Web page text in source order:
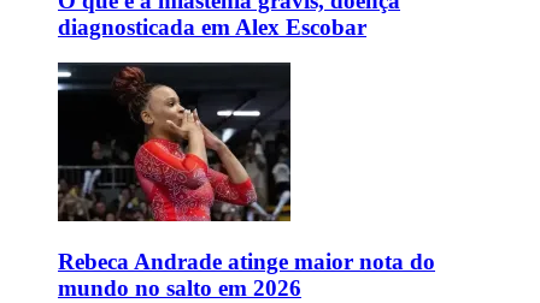
diagnosticada em Alex Escobar
Rebeca Andrade atinge maior nota do
mundo no salto em 2026